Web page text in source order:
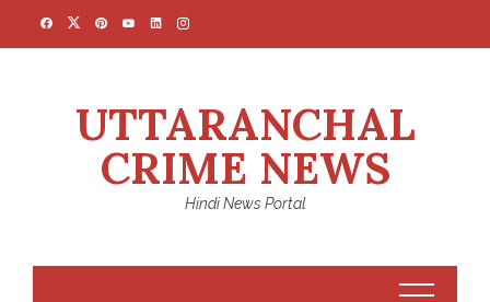
UTTARANCHAL
CRIME NEWS
Hindi News Portal